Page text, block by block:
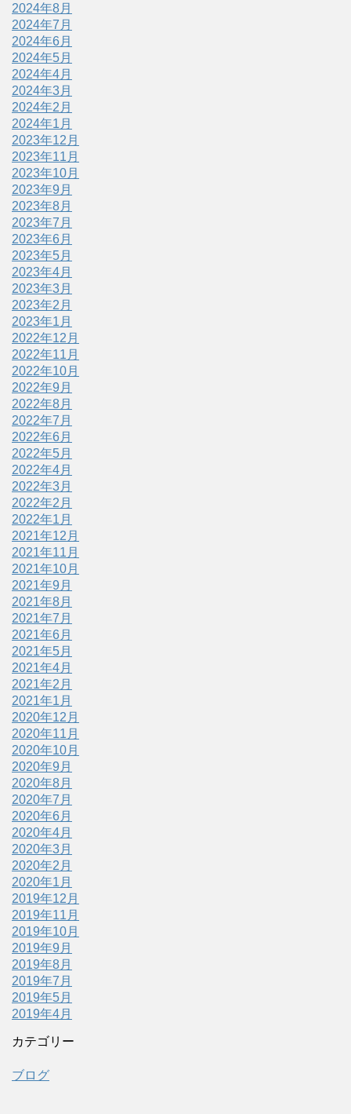
2024年8月
2024年7月
2024年6月
2024年5月
2024年4月
2024年3月
2024年2月
2024年1月
2023年12月
2023年11月
2023年10月
2023年9月
2023年8月
2023年7月
2023年6月
2023年5月
2023年4月
2023年3月
2023年2月
2023年1月
2022年12月
2022年11月
2022年10月
2022年9月
2022年8月
2022年7月
2022年6月
2022年5月
2022年4月
2022年3月
2022年2月
2022年1月
2021年12月
2021年11月
2021年10月
2021年9月
2021年8月
2021年7月
2021年6月
2021年5月
2021年4月
2021年2月
2021年1月
2020年12月
2020年11月
2020年10月
2020年9月
2020年8月
2020年7月
2020年6月
2020年4月
2020年3月
2020年2月
2020年1月
2019年12月
2019年11月
2019年10月
2019年9月
2019年8月
2019年7月
2019年5月
2019年4月
カテゴリー
ブログ